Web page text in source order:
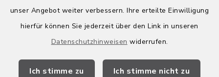
unser Angebot weiter verbessern. Ihre erteilte Einwilligung
hierfür können Sie jederzeit über den Link in unseren
Datenschutzhinweisen widerrufen.
Ich stimme zu Ich stimme nicht zu
Kreis Bergstraße
Wirtschaftsregion Bergstraße